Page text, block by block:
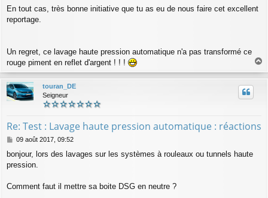
En tout cas, très bonne initiative que tu as eu de nous faire cet excellent
reportage.
Un regret, ce lavage haute pression automatique n'a pas transformé ce
rouge piment en reflet d'argent ! ! !
a
u
touran_DE
Seigneur
Re: Test : Lavage haute pression automatique : réactions
M
s
s
g
09 août 2017, 09:52
bonjour, lors des lavages sur les systèmes à rouleaux ou tunnels haute
pression.
Comment faut il mettre sa boite DSG en neutre ?